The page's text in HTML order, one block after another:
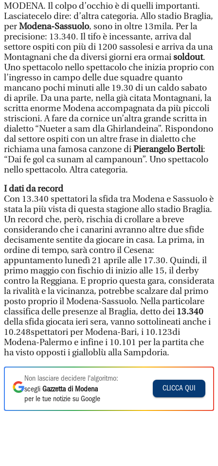
MODENA. Il colpo d’occhio è di quelli importanti.
Lasciatecelo dire: d’altra categoria. Allo stadio Braglia,
perModena-Sassuolo, sono in oltre 13mila. Per la
precisione: 13.340. Il tifo è incessante, arriva dal
settore ospiti con più di 1200 sassolesi e arriva da una
Montagnani che da diversi giorni era ormaisoldout.
Uno spettacolo nello spettacolo che inizia proprio con
l’ingresso in campo delle due squadre quanto
mancano pochi minuti alle 19.30 di un caldo sabato
di aprile. Da una parte, nella già citata Montagnani, la
scritta enorme Modena accompagnata da più piccoli
striscioni. A fare da cornice un’altra grande scritta in
dialetto “Nueter a sam dla Ghirlandeina”. Rispondono
dal settore ospiti con un altre frase in dialetto che
richiama una famosa canzone diPierangelo Bertoli:
“Dai fe gol ca sunam al campanoun”. Uno spettacolo
nello spettacolo. Altra categoria.
I dati da record
Con 13.340 spettatori la sfida tra Modena e Sassuolo è
stata la più vista di questa stagione allo stadio Braglia.
Un record che, però, rischia di crollare a breve
considerando che i canarini avranno altre due sfide
decisamente sentite da giocare in casa. La prima, in
ordine di tempo, sarà contro il Cesena:
appuntamento lunedì 21 aprile alle 17.30. Quindi, il
primo maggio con fischio di inizio alle 15, il derby
contro la Reggiana. E proprio questa gara, considerata
la rivalità e la vicinanza, potrebbe scalzare dal primo
posto proprio il Modena-Sassuolo. Nella particolare
classifica delle presenze al Braglia, detto dei 13.340
della sfida giocata ieri sera, vanno sottolineati anche i
10.248spettatori per Modena-Bari, i 10.123di
Modena-Palermo e infine i 10.101 per la partita che
ha visto opposti i gialloblù alla Sampdoria.
Non lasciare decidere l'algoritmo:
scegli Gazzetta di Modena
per le tue notizie su Google
CLICCA QUI